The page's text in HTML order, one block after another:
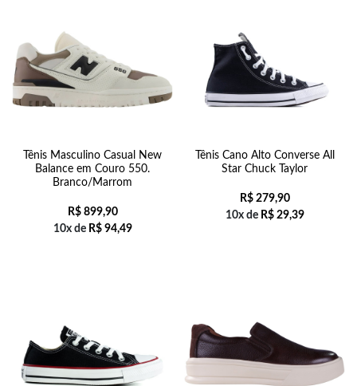
Tênis Masculino Casual New
Balance em Couro 550.
Branco/Marrom
R$899,90
10x de R$94,49
Tênis Cano Alto Converse All
Star Chuck Taylor
R$279,90
10x de R$29,39